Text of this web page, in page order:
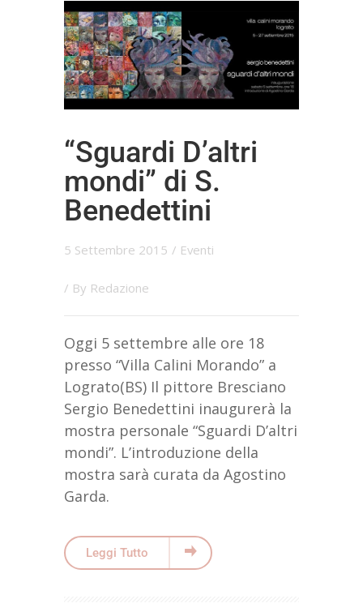
“Sguardi D’altri
mondi” di S.
Benedettini
5 Settembre 2015 / Eventi
/ By Redazione
Oggi 5 settembre alle ore 18
presso “Villa Calini Morando” a
Lograto(BS) Il pittore Bresciano
Sergio Benedettini inaugurerà la
mostra personale “Sguardi D’altri
mondi”. L’introduzione della
mostra sarà curata da Agostino
Garda.
Leggi Tutto